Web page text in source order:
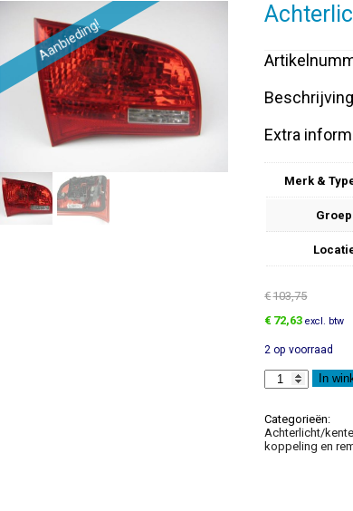
Aanbieding!
Beschrijving
Extra
Merk &
Groep
€103,75
Oorspronkelijke
was:
€103,75.
€ 72,63Huidige
is:
€72,63.
excl. btw
2 op voorraad
Achterlicht
aantal
In
Categorieën:
Achterlicht/
koppeling en